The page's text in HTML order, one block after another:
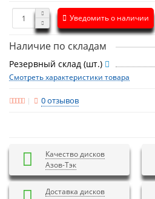
Уведомить о наличии
Наличие по складам
Резервный склад (шт.)
Смотреть характеристики товара
0 отзывов
Качество дисков
Азов-Тэк
Доставка дисков